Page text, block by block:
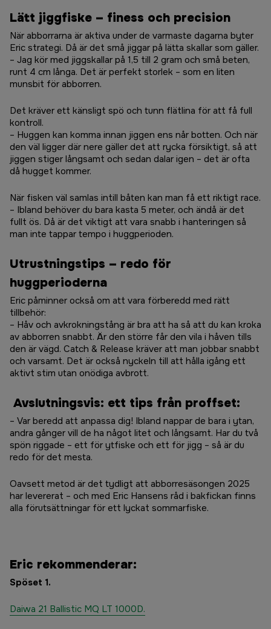
Lätt jiggfiske – finess och precision
När abborrarna är aktiva under de varmaste dagarna byter
Eric strategi. Då är det små jiggar på lätta skallar som gäller.
– Jag kör med jiggskallar på 1,5 till 2 gram och små beten,
runt 4 cm långa. Det är perfekt storlek – som en liten
munsbit för abborren.
Det kräver ett känsligt spö och tunn flätlina för att få full
kontroll.
– Huggen kan komma innan jiggen ens når botten. Och när
den väl ligger där nere gäller det att rycka försiktigt, så att
jiggen stiger långsamt och sedan dalar igen – det är ofta
då hugget kommer.
När fisken väl samlas intill båten kan man få ett riktigt race.
– Ibland behöver du bara kasta 5 meter, och ändå är det
fullt ös. Då är det viktigt att vara snabb i hanteringen så
man inte tappar tempo i huggperioden.
Utrustningstips – redo för
huggperioderna
Eric påminner också om att vara förberedd med rätt
tillbehör:
– Håv och avkrokningstång är bra att ha så att du kan kroka
av abborren snabbt. Är den större får den vila i håven tills
den är vägd. Catch & Release kräver att man jobbar snabbt
och varsamt. Det är också nyckeln till att hålla igång ett
aktivt stim utan onödiga avbrott.
Avslutningsvis: ett tips från proffset:
– Var beredd att anpassa dig! Ibland nappar de bara i ytan,
andra gånger vill de ha något litet och långsamt. Har du två
spön riggade – ett för ytfiske och ett för jigg – så är du
redo för det mesta.
Oavsett metod är det tydligt att abborresäsongen 2025
har levererat – och med Eric Hansens råd i bakfickan finns
alla förutsättningar för ett lyckat sommarfiske.
Eric rekommenderar:
Spöset 1.
Daiwa 21 Ballistic MQ LT 1000D.